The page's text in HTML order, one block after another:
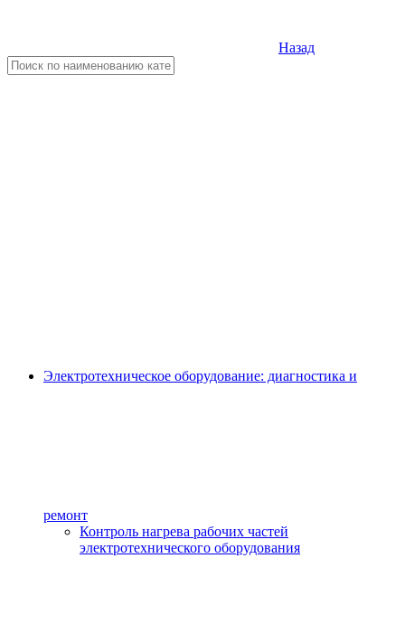
Назад
Электротехническое оборудование: диагностика и
ремонт
Контроль нагрева рабочих частей
электротехнического оборудования